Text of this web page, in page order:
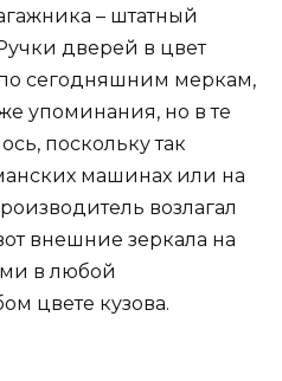
– штатный
дверей в цвет
по сегодняшним меркам,
упоминания, но в те
поскольку так
машинах или на
возлагал
внешние зеркала на
в любой
цвете кузова.